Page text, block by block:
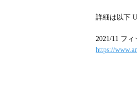
詳細は以下
2021/11 フ
https://